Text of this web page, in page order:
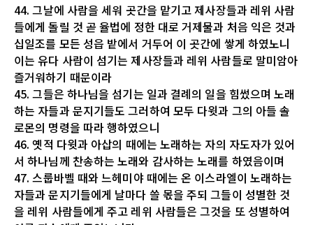
44. 그날에 사람을 세워 곳간을 맡기고 제사장들과 레위 사람
들에게 돌릴 것 곧 율법에 정한 대로 거제물과 처음 익은 것과
십일조를 모든 성읍 밭에서 거두어 이 곳간에 쌓게 하였노니
이는 유다 사람이 섬기는 제사장들과 레위 사람들로 말미암아
즐거워하기 때문이라
45. 그들은 하나님을 섬기는 일과 결례의 일을 힘썼으며 노래
하는 자들과 문지기들도 그러하여 모두 다윗과 그의 아들 솔
로몬의 명령을 따라 행하였으니
46. 옛적 다윗과 아삽의 때에는 노래하는 자의 자도자가 있어
서 하나님께 찬송하는 노래와 감사하는 노래를 하였음이며
47. 스룹바벨 때와 느헤미야 때에는 온 이스라엘이 노래하는
자들과 문지기들에게 날마다 쓸 몫을 주되 그들이 성별한 것
을 레위 사람들에게 주고 레위 사람들은 그것을 또 성별하여